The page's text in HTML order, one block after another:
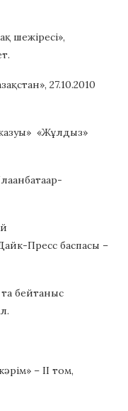
шежіресі»,
27.10.2010
«Жұлдыз»
Пресс баспасы –
бейтаныс
– II том,